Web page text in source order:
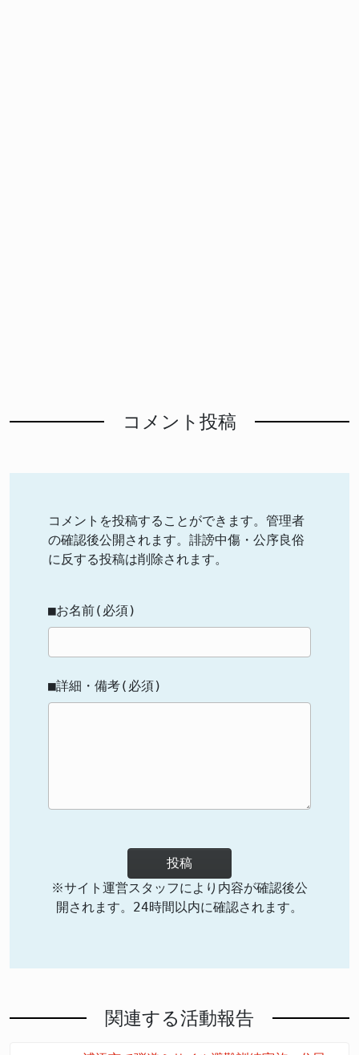
コメント投稿
コメントを投稿することができます。管理者
の確認後公開されます。誹謗中傷・公序良俗
に反する投稿は削除されます。
■お名前(必須)
■詳細・備考(必須)
投稿
※サイト運営スタッフにより内容が確認後公
開されます。24時間以内に確認されます。
関連する活動報告